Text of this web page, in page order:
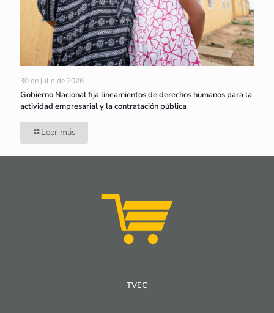
30 de julio de 2026
Gobierno Nacional fija lineamientos de derechos humanos para la
actividad empresarial y la contratación pública
Leer más
TVEC